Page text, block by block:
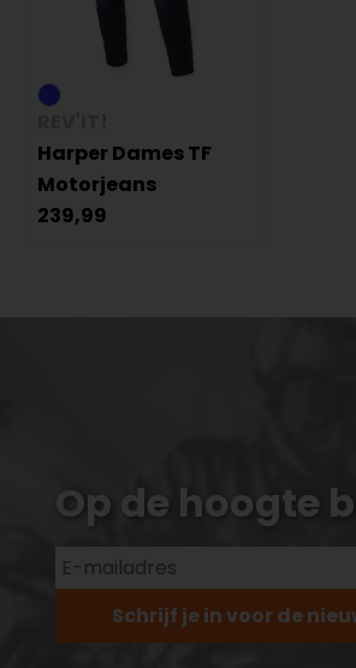
Harper Dames TF
Motorjeans
239,99
Op de hoogte
Schrijf je in voor de